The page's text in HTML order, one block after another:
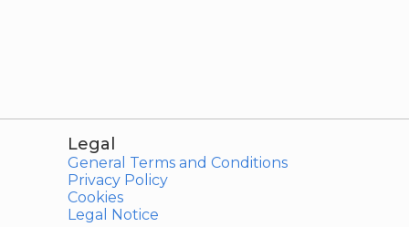
Legal
General Terms and Conditions
Privacy Policy
Cookies
Legal Notice